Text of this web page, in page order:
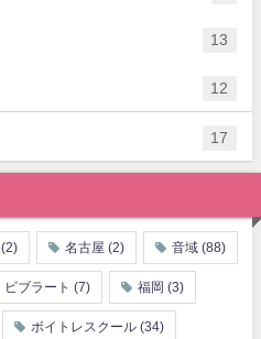
13
12
17
(2) 名古屋 (2) 音域 (88)
ビブラート (7) 福岡 (3)
ボイトレスクール (34)